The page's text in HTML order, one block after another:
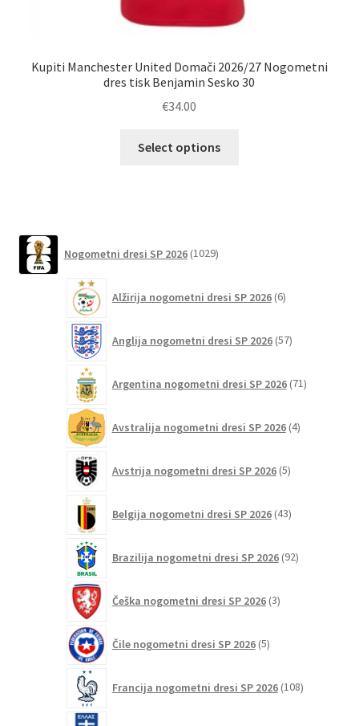
Kupiti Manchester United Domači 2026/27 Nogometni
dres tisk Benjamin Sesko 30
€34.00
Select options
na
izdelka
Nogometni dresi SP 2026 1029izdelkov
Alžirija nogometni dresi SP 2026 6izdelkov
Anglija nogometni dresi SP 2026 57izdelkov
Argentina nogometni dresi SP 2026 71izdelkov
Avstralija nogometni dresi SP 2026 4izdelki
Avstrija nogometni dresi SP 2026 5izdelkov
Belgija nogometni dresi SP 2026 43izdelkov
Brazilija nogometni dresi SP 2026 92izdelkov
Češka nogometni dresi SP 2026 3izdelki
Čile nogometni dresi SP 2026 5izdelkov
Francija nogometni dresi SP 2026 108izdelkov